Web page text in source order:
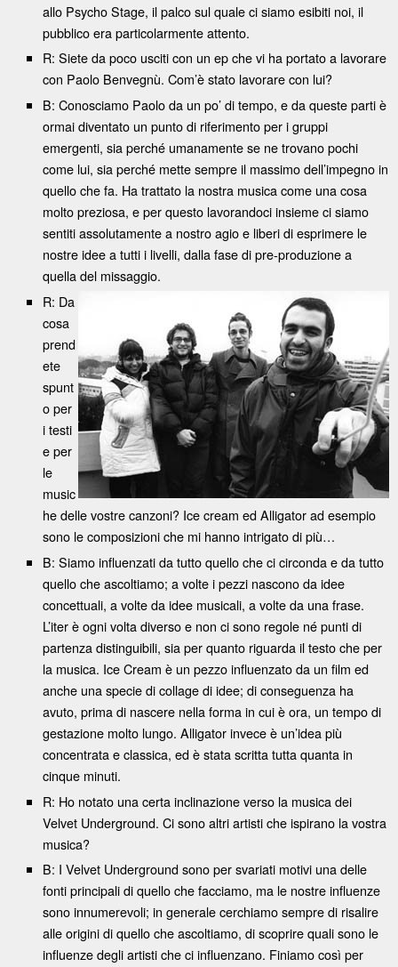
allo Psycho Stage, il palco sul quale ci siamo esibiti noi, il
pubblico era particolarmente attento.
R: Siete da poco usciti con un ep che vi ha portato a lavorare
con Paolo Benvegnù. Com’è stato lavorare con lui?
B: Conosciamo Paolo da un po’ di tempo, e da queste parti è
ormai diventato un punto di riferimento per i gruppi
emergenti, sia perché umanamente se ne trovano pochi
come lui, sia perché mette sempre il massimo dell’impegno in
quello che fa. Ha trattato la nostra musica come una cosa
molto preziosa, e per questo lavorandoci insieme ci siamo
sentiti assolutamente a nostro agio e liberi di esprimere le
nostre idee a tutti i livelli, dalla fase di pre-produzione a
quella del missaggio.
R: Da
cosa
prend
ete
spunt
o per
i testi
e per
le
music
he delle vostre canzoni? Ice cream ed Alligator ad esempio
sono le composizioni che mi hanno intrigato di più…
B: Siamo influenzati da tutto quello che ci circonda e da tutto
quello che ascoltiamo; a volte i pezzi nascono da idee
concettuali, a volte da idee musicali, a volte da una frase.
L’iter è ogni volta diverso e non ci sono regole né punti di
partenza distinguibili, sia per quanto riguarda il testo che per
la musica. Ice Cream è un pezzo influenzato da un film ed
anche una specie di collage di idee; di conseguenza ha
avuto, prima di nascere nella forma in cui è ora, un tempo di
gestazione molto lungo. Alligator invece è un’idea più
concentrata e classica, ed è stata scritta tutta quanta in
cinque minuti.
R: Ho notato una certa inclinazione verso la musica dei
Velvet Underground. Ci sono altri artisti che ispirano la vostra
musica?
B: I Velvet Underground sono per svariati motivi una delle
fonti principali di quello che facciamo, ma le nostre influenze
sono innumerevoli; in generale cerchiamo sempre di risalire
alle origini di quello che ascoltiamo, di scoprire quali sono le
influenze degli artisti che ci influenzano. Finiamo così per